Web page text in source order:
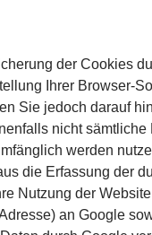
der Cookies
Ihrer Browser-
Sie jedoch darauf
nicht sämtliche
werden
die Erfassung der
Nutzung der
an Google